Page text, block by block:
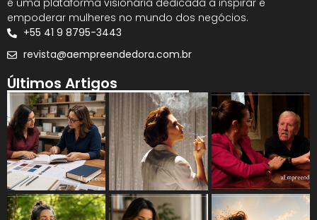
é uma plataforma visionária dedicada a inspirar e
empoderar mulheres no mundo dos negócios.
+55 41 9 8795-3443
revista@aempreendedora.com.br
Últimos Artigos